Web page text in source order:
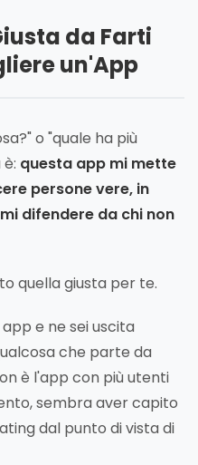
da Farti
un'App
o "quale ha più
questa app mi mette
persone vere, in
difendere da chi non
quella giusta per te.
e ne sei uscita
che parte da
è l'app con più utenti
sembra aver capito
dal punto di vista di